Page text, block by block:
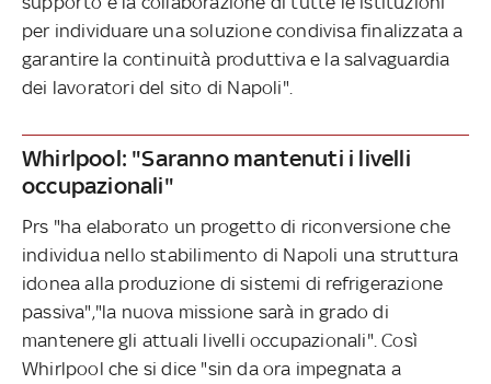
per individuare una soluzione condivisa finalizzata a
garantire la continuità produttiva e la salvaguardia
dei lavoratori del sito di Napoli".
Whirlpool: "Saranno mantenuti i livelli
occupazionali"
Prs "ha elaborato un progetto di riconversione che
individua nello stabilimento di Napoli una struttura
idonea alla produzione di sistemi di refrigerazione
passiva","la nuova missione sarà in grado di
mantenere gli attuali livelli occupazionali". Così
Whirlpool che si dice "sin da ora impegnata a